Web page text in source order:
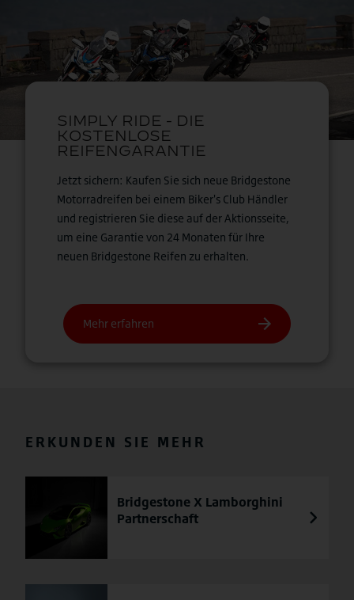
Jetzt sichern: Kaufen Sie sich neue Bridgestone
Motorradreifen bei einem Biker's Club Händler
und registrieren Sie diese auf der Aktionsseite,
um eine Garantie von 24 Monaten für Ihre
neuen Bridgestone Reifen zu erhalten.
ERKUNDEN SIE MEHR
Bridgestone X Lamborghini
Partnerschaft